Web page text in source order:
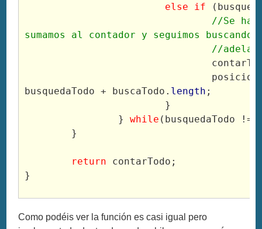
else if
//Se ha
sumamos al contador y seguimos buscando
//
busquedaTodo + buscaTodo. length ;
			}
		}
while (busquedaTodo !=
	}
return contarTodo;
}
Como podéis ver la función es casi igual pero